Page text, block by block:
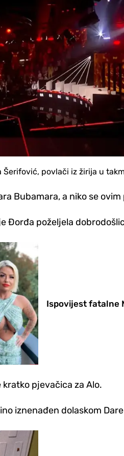
povlači iz žirija u
Bubamara, a niko se
Đorđa poželjela
Ispovijest fatalne
pjevačica za Alo.
iznenađen dolaskom